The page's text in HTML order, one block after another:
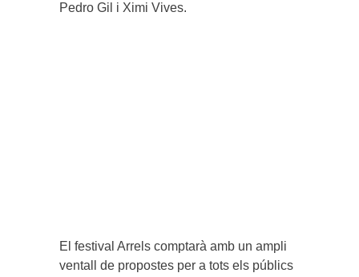
Pedro Gil i Ximi Vives.
El festival Arrels comptarà amb un ampli
ventall de propostes per a tots els públics